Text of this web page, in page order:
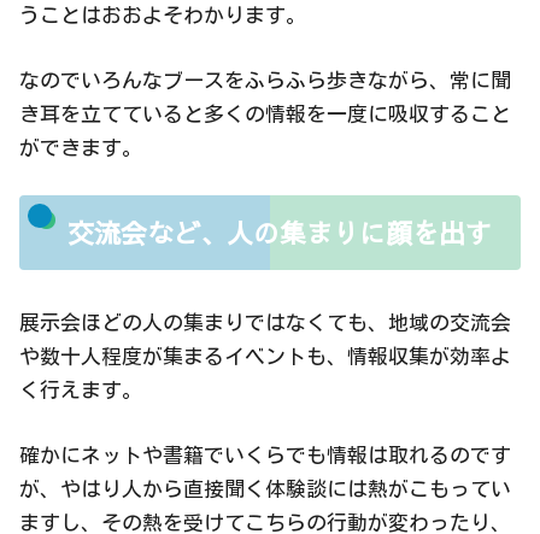
うことはおおよそわかります。
なのでいろんなブースをふらふら歩きながら、常に聞
き耳を立てていると多くの情報を一度に吸収すること
ができます。
交流会など、人の集まりに顔を出す
展示会ほどの人の集まりではなくても、地域の交流会
や数十人程度が集まるイベントも、情報収集が効率よ
く行えます。
確かにネットや書籍でいくらでも情報は取れるのです
が、やはり人から直接聞く体験談には熱がこもってい
ますし、その熱を受けてこちらの行動が変わったり、